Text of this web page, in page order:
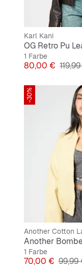
Karl Kani
OG Retro Pu
1 Farbe
Preis
80,00 €
-30%
Another Cotton
Another
1 Farbe
Preis
70,00 € 99,99